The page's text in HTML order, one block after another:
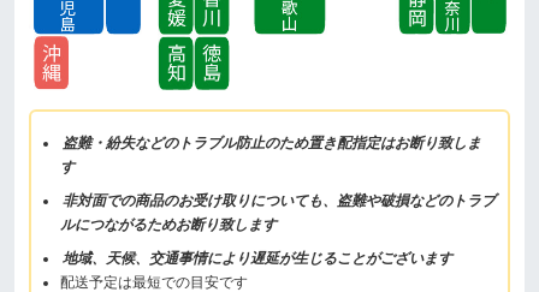
盗難・紛失などのトラブル防止のため置き配指定はお断り致しま
す
非対面での商品のお受け取りについても、盗難や破損などのトラブ
ルにつながるためお断り致します
地域、天候、交通事情により遅延が生じることがございます
配送予定は最短での目安です